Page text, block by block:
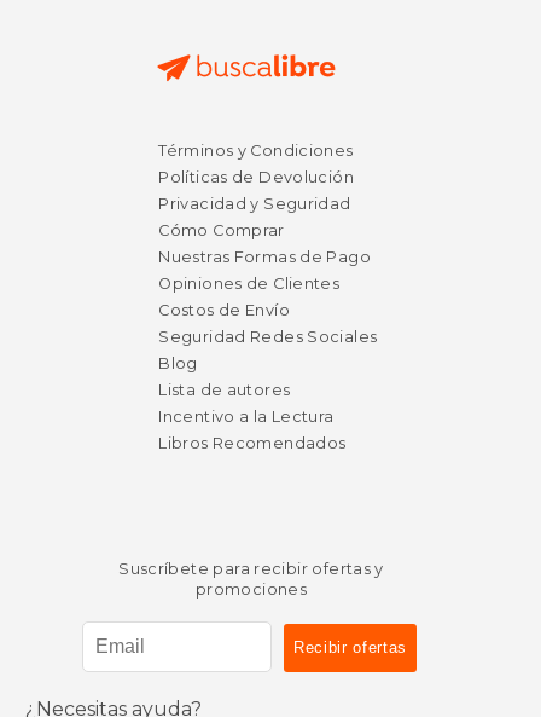
Términos y Condiciones
Políticas de Devolución
Privacidad y Seguridad
Cómo Comprar
Nuestras Formas de Pago
Opiniones de Clientes
Costos de Envío
Seguridad Redes Sociales
Blog
Lista de autores
Incentivo a la Lectura
Libros Recomendados
Suscríbete para recibir ofertas y
promociones
¿Necesitas ayuda?